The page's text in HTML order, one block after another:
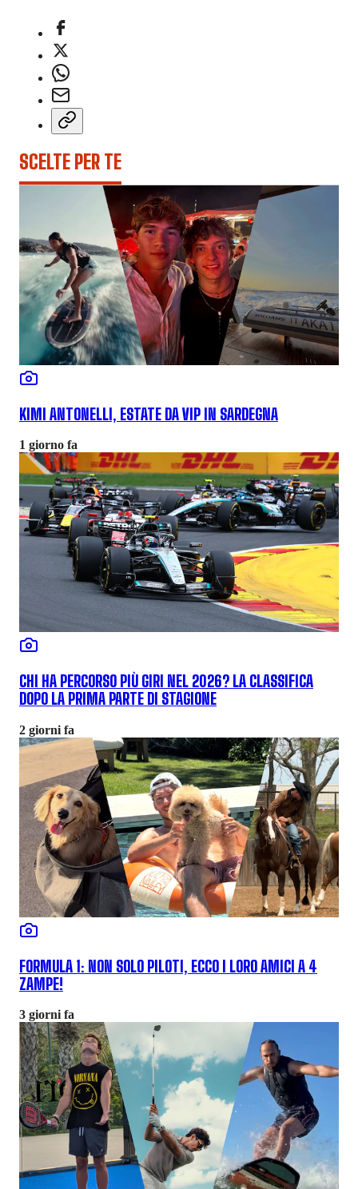
SCELTE PER TE
KIMI ANTONELLI, ESTATE DA VIP IN SARDEGNA
1 giorno fa
CHI HA PERCORSO PIÙ GIRI NEL 2026? LA CLASSIFICA
DOPO LA PRIMA PARTE DI STAGIONE
2 giorni fa
FORMULA 1: NON SOLO PILOTI, ECCO I LORO AMICI A 4
ZAMPE!
3 giorni fa